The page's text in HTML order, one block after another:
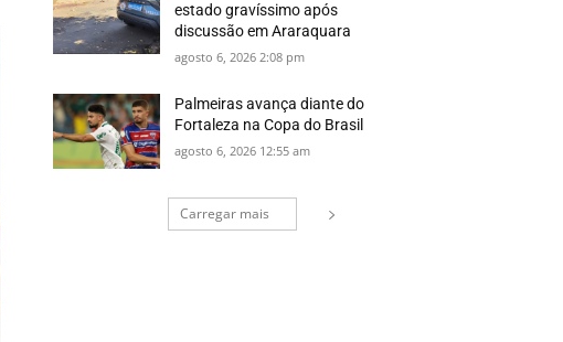
estado gravíssimo após
discussão em Araraquara
agosto 6, 2026 2:08 pm
Palmeiras avança diante do
Fortaleza na Copa do Brasil
agosto 6, 2026 12:55 am
Carregar mais